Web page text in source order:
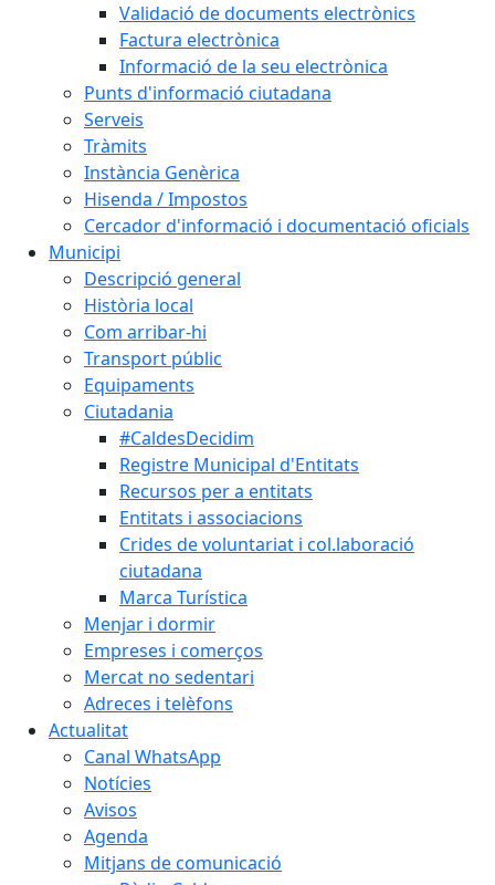
Validació de documents electrònics
Factura electrònica
Informació de la seu electrònica
Punts d'informació ciutadana
Serveis
Tràmits
Instància Genèrica
Hisenda / Impostos
Cercador d'informació i documentació oficials
Municipi
Descripció general
Història local
Com arribar-hi
Transport públic
Equipaments
Ciutadania
#CaldesDecidim
Registre Municipal d'Entitats
Recursos per a entitats
Entitats i associacions
Crides de voluntariat i col.laboració
ciutadana
Marca Turística
Menjar i dormir
Empreses i comerços
Mercat no sedentari
Adreces i telèfons
Actualitat
Canal WhatsApp
Notícies
Avisos
Agenda
Mitjans de comunicació